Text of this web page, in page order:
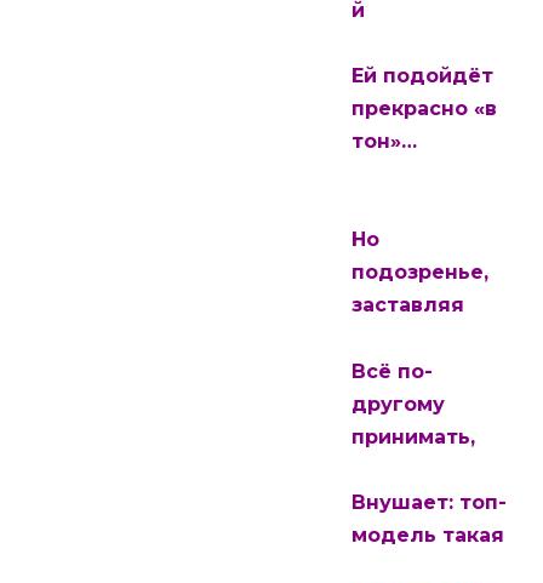
й
Ей подойдёт
прекрасно «в
тон»…
Но
подозренье,
заставляя
Всё по-
другому
принимать,
Внушает: топ-
модель такая